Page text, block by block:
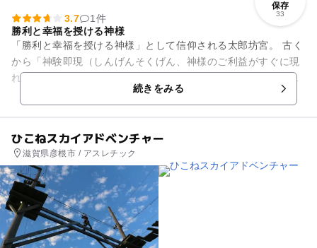
保存
33
3.7
1件
勝利と幸福を授ける神様
「勝利と幸福を授ける神様」として信仰される太郎坊宮。 古く
から「神験即現（しんげんそくげん、神様のご利益がすぐに現
れる）」の大神とたたえられ、聖徳太子をはじめ、伝教大師最
澄や源義経などの尊崇を...続きをみる
ひこねスカイアドベンチャー
滋賀県彦根市 / アスレチック